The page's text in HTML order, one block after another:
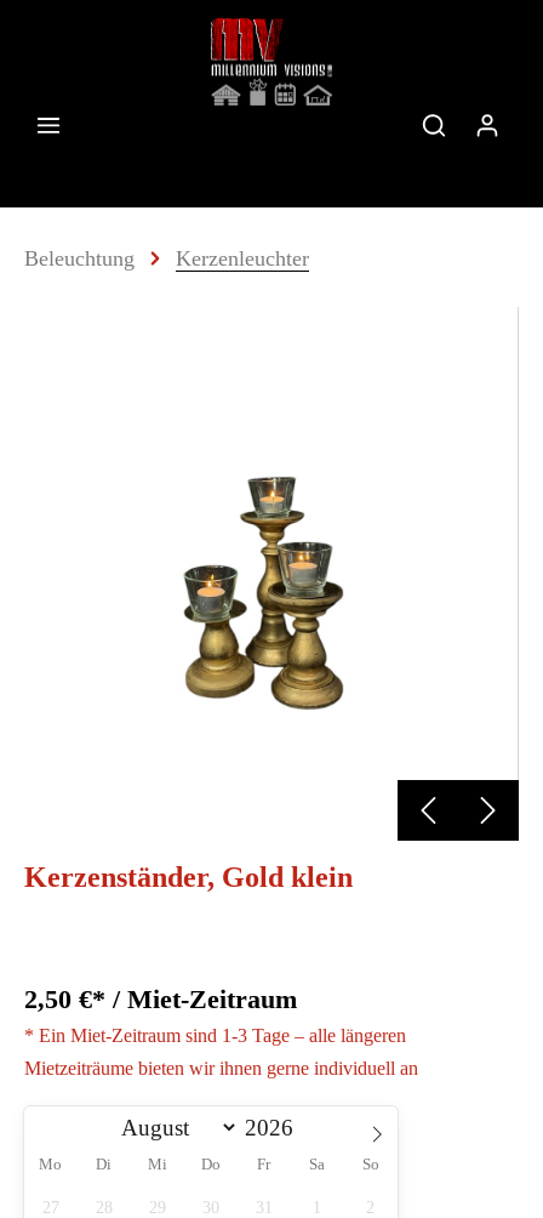
Beleuchtung Kerzenleuchter
Kerzenständer, Gold klein
2,50 €* / Miet-Zeitraum
* Ein Miet-Zeitraum sind 1-3 Tage – alle längeren
Mietzeiträume bieten wir ihnen gerne individuell an
Mo Di Mi Do Fr Sa So
27 28 29 30 31 2